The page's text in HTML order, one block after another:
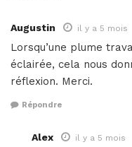
Augustin il y a 5 mois
Lorsqu’une plume
éclairée, cela nous
réflexion. Merci.
Répondre
Alex il y a 5 mois